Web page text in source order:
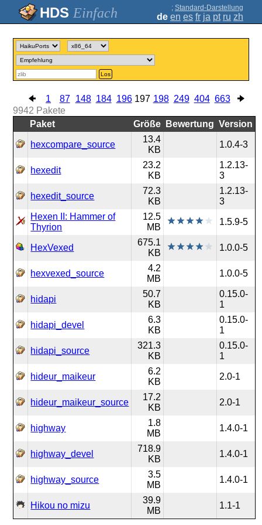
Einfach ; Standard-Darstellung
de en es fr ja pt ru zh
Los
1 87 148 184 196 197 198 249 404 663
9942 Pakete
Paket
Größe Bewertung Version
hexcompare_source
13.4
KB
1.0.4-3
hexedit
23.2
KB
1.2.13-
3
hexedit_source
72.3
KB
1.2.13-
3
Hexen II: Hammer of
Thyrion
12.5
MB
1.5.9-5
HexVexed
675.1
KB
1.0.0-5
hexvexed_source
4.2
MB
1.0.0-5
hidapi
50.7
KB
0.15.0-
1
hidapi_devel
6.3
KB
0.15.0-
1
hidapi_source
321.3
KB
0.15.0-
1
hideur_maikeur
6.2
KB
2.0-1
hideur_maikeur_source
17.2
KB
2.0-1
highway
1.8
MB
1.4.0-1
highway_devel
718.9
KB
1.4.0-1
highway_source
3.5
MB
1.4.0-1
Hikou no mizu
39.9
MB
1.1-1